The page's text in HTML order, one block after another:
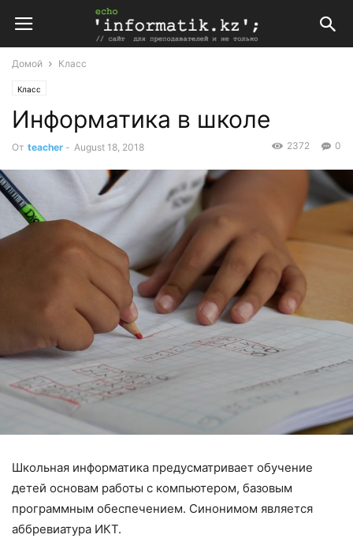
Домой Класс
Класс
Информатика в школе
От teacher - August 18, 2018 0
2372
Школьная информатика предусматривает обучение
детей основам работы с компьютером, базовым
программным обеспечением. Синонимом является
аббревиатура ИКТ.